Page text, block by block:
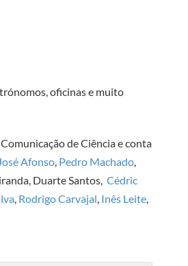
oficinas e muito
de Ciência e conta
Afonso, Pedro Machado,
Duarte Santos, Cédric
, Rodrigo Carvajal, Inês Leite,